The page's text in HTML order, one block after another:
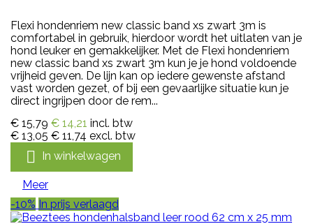
Flexi hondenriem new classic band xs zwart 3m is
comfortabel in gebruik, hierdoor wordt het uitlaten van je
hond leuker en gemakkelijker. Met de Flexi hondenriem
new classic band xs zwart 3m kun je je hond voldoende
vrijheid geven. De lijn kan op iedere gewenste afstand
vast worden gezet, of bij een gevaarlijke situatie kun je
direct ingrijpen door de rem...
€ 15,79 € 14,21 incl. btw
€ 13,05 € 11,74 excl. btw
 In winkelwagen
Meer
-10% In prijs verlaagd